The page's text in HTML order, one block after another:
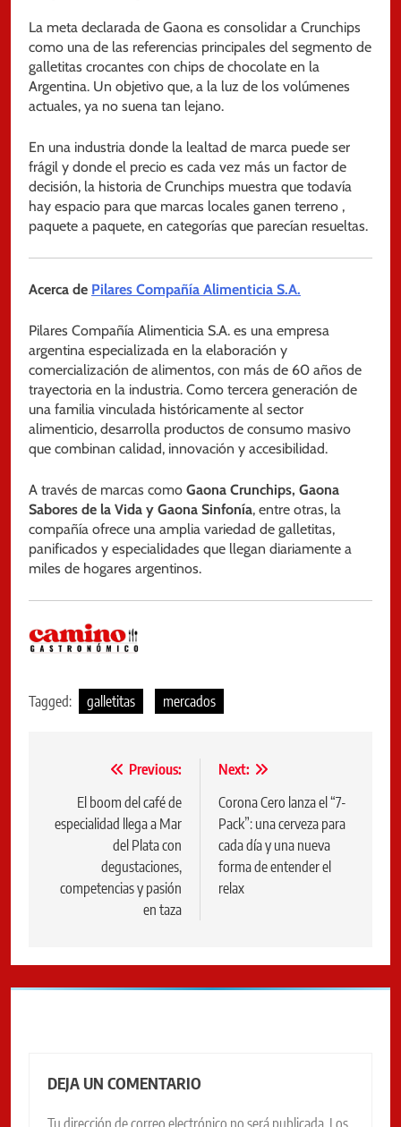
La meta declarada de Gaona es consolidar a Crunchips
como una de las referencias principales del segmento de
galletitas crocantes con chips de chocolate en la
Argentina. Un objetivo que, a la luz de los volúmenes
actuales, ya no suena tan lejano.
En una industria donde la lealtad de marca puede ser
frágil y donde el precio es cada vez más un factor de
decisión, la historia de Crunchips muestra que todavía
hay espacio para que marcas locales ganen terreno ,
paquete a paquete, en categorías que parecían resueltas.
Acerca de Pilares Compañía Alimenticia S.A.
Pilares Compañía Alimenticia S.A. es una empresa
argentina especializada en la elaboración y
comercialización de alimentos, con más de 60 años de
trayectoria en la industria. Como tercera generación de
una familia vinculada históricamente al sector
alimenticio, desarrolla productos de consumo masivo
que combinan calidad, innovación y accesibilidad.
A través de marcas como Gaona Crunchips, Gaona
Sabores de la Vida y Gaona Sinfonía, entre otras, la
compañía ofrece una amplia variedad de galletitas,
panificados y especialidades que llegan diariamente a
miles de hogares argentinos.
Tagged: galletitas mercados
Navegación
entradas
Previous:
El boom del café de
especialidad llega a Mar
del Plata con
degustaciones,
competencias y pasión
en taza
Next:
Corona Cero lanza el “7-
Pack”: una cerveza para
cada día y una nueva
forma de entender el
relax
DEJA UN COMENTARIO